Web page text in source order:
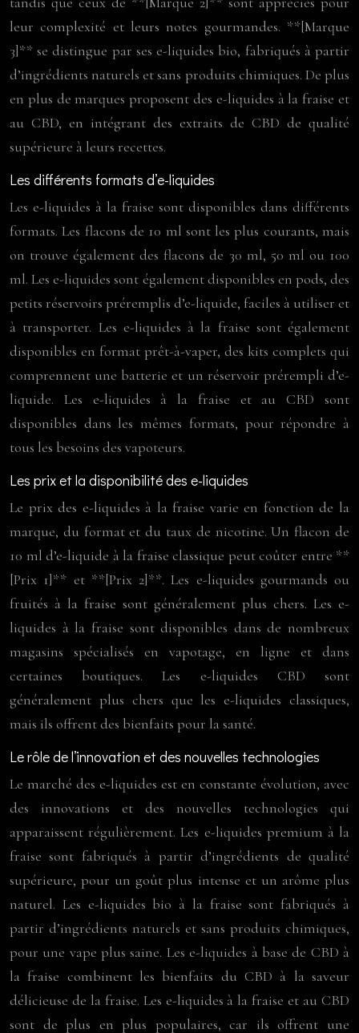
leur complexité et leurs notes gourmandes. **[Marque
3]** se distingue par ses e-liquides bio, fabriqués à partir
d’ingrédients naturels et sans produits chimiques. De plus
en plus de marques proposent des e-liquides à la fraise et
au CBD, en intégrant des extraits de CBD de qualité
supérieure à leurs recettes.
Les différents formats d’e-liquides
Les e-liquides à la fraise sont disponibles dans différents
formats. Les flacons de 10 ml sont les plus courants, mais
on trouve également des flacons de 30 ml, 50 ml ou 100
ml. Les e-liquides sont également disponibles en pods, des
petits réservoirs préremplis d’e-liquide, faciles à utiliser et
à transporter. Les e-liquides à la fraise sont également
disponibles en format prêt-à-vaper, des kits complets qui
comprennent une batterie et un réservoir prérempli d’e-
liquide. Les e-liquides à la fraise et au CBD sont
disponibles dans les mêmes formats, pour répondre à
tous les besoins des vapoteurs.
Les prix et la disponibilité des e-liquides
Le prix des e-liquides à la fraise varie en fonction de la
marque, du format et du taux de nicotine. Un flacon de
10 ml d’e-liquide à la fraise classique peut coûter entre **
[Prix 1]** et **[Prix 2]**. Les e-liquides gourmands ou
fruités à la fraise sont généralement plus chers. Les e-
liquides à la fraise sont disponibles dans de nombreux
magasins spécialisés en vapotage, en ligne et dans
certaines boutiques. Les e-liquides CBD sont
généralement plus chers que les e-liquides classiques,
mais ils offrent des bienfaits pour la santé.
Le rôle de l’innovation et des nouvelles technologies
Le marché des e-liquides est en constante évolution, avec
des innovations et des nouvelles technologies qui
apparaissent régulièrement. Les e-liquides premium à la
fraise sont fabriqués à partir d’ingrédients de qualité
supérieure, pour un goût plus intense et un arôme plus
naturel. Les e-liquides bio à la fraise sont fabriqués à
partir d’ingrédients naturels et sans produits chimiques,
pour une vape plus saine. Les e-liquides à base de CBD à
la fraise combinent les bienfaits du CBD à la saveur
délicieuse de la fraise. Les e-liquides à la fraise et au CBD
sont de plus en plus populaires, car ils offrent une